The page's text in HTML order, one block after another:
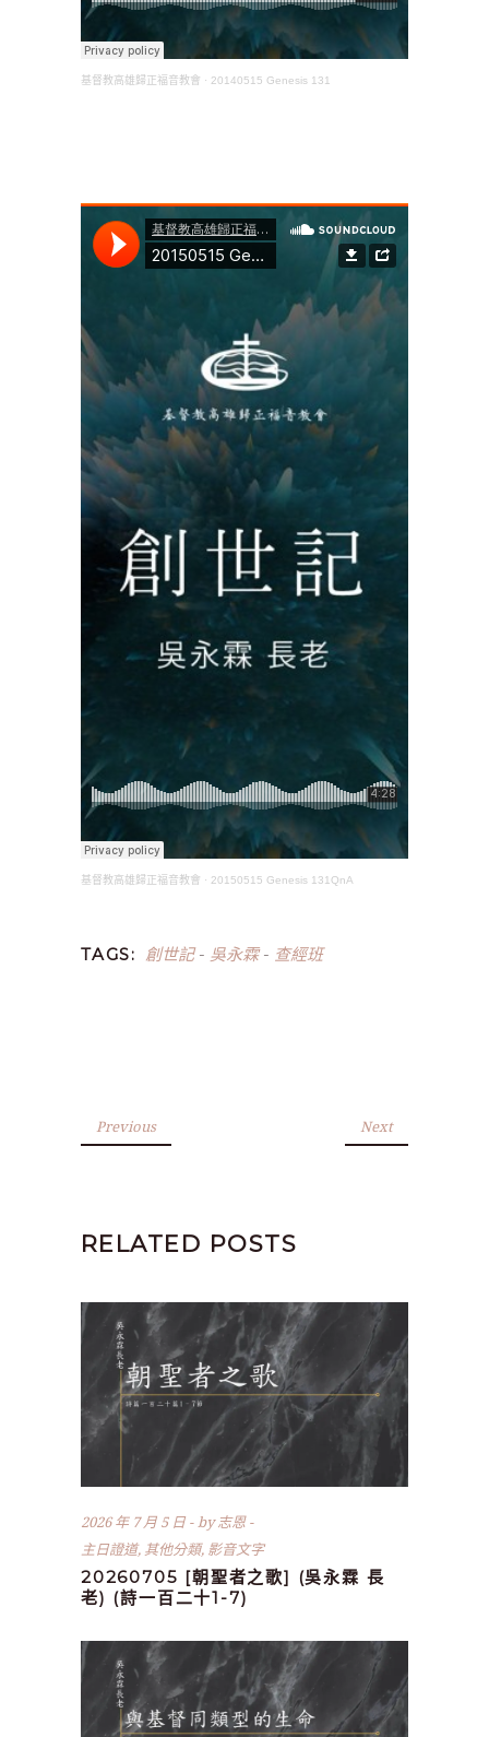
基督教高雄歸正福音教會 · 20140515 Genesis 131
基督教高雄歸正福音教會 · 20150515 Genesis 131QnA
TAGS: 創世記- 吳永霖- 查經班
Previous Next
RELATED POSTS
2026 年 7 月 5 日 by志恩
主日證道, 其他分類, 影音文字
20260705 [朝聖者之歌] (吳永霖 長
老) (詩一百二十1-7)